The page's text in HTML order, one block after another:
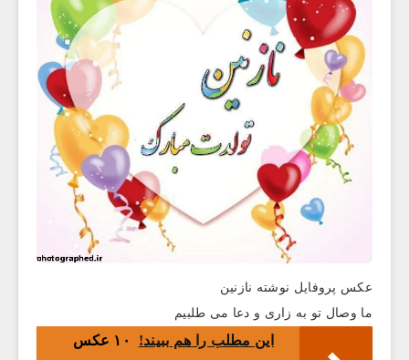
عکس پروفایل نوشته نازنین
ما وصال تو به زاری و دعا می طلبیم
این مطلب را هم ببیند!
۱۰ عکس‌